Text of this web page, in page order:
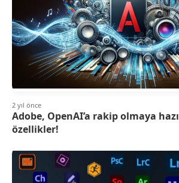
2 yıl önce
Adobe, OpenAI’a rakip olmaya
özellikler!